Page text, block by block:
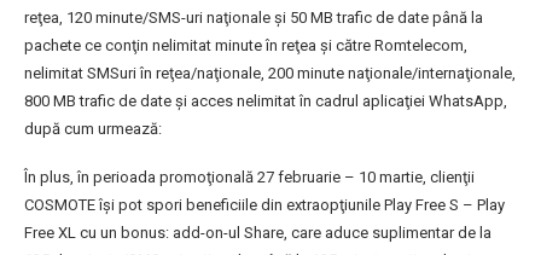
reţea, 120 minute/SMS-uri naţionale şi 50 MB trafic de date până la
pachete ce conţin nelimitat minute în reţea şi către Romtelecom,
nelimitat SMSuri în reţea/naţionale, 200 minute naţionale/internaţionale,
800 MB trafic de date şi acces nelimitat în cadrul aplicaţiei WhatsApp,
după cum urmează:
În plus, în perioada promoţională 27 februarie – 10 martie, clienţii
COSMOTE îşi pot spori beneficiile din extraopţiunile Play Free S – Play
Free XL cu un bonus: add-on-ul Share, care aduce suplimentar de la